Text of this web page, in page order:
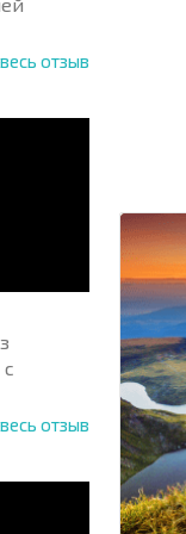
отзыв
отзыв
States
+1
* Поля